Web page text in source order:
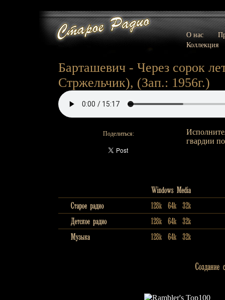
О нас
Коллекция
Барташевич - Через сорок
Стржельчик), (Зап.: 1956г.)
Поделиться:
гвардии